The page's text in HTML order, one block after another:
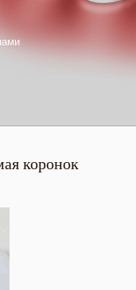
коронок